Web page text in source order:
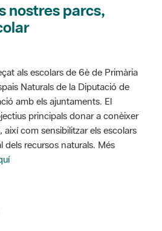
nostres parcs,
als escolars de 6è de Primària
Naturals de la Diputació de
amb els ajuntaments. El
principals donar a conèixer
així com sensibilitzar els escolars
dels recursos naturals. Més
valoración media es de 0 estrellas de